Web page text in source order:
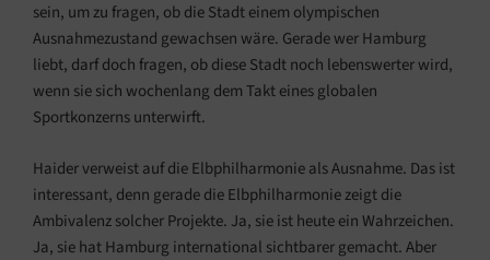
sein, um zu fragen, ob die Stadt einem olympischen
Ausnahmezustand gewachsen wäre. Gerade wer Hamburg
liebt, darf doch fragen, ob diese Stadt noch lebenswerter wird,
wenn sie sich wochenlang dem Takt eines globalen
Sportkonzerns unterwirft.
Haider verweist auf die Elbphilharmonie als Ausnahme. Das ist
interessant, denn gerade die Elbphilharmonie zeigt die
Ambivalenz solcher Projekte. Ja, sie ist heute ein Wahrzeichen.
Ja, sie hat Hamburg international sichtbarer gemacht. Aber